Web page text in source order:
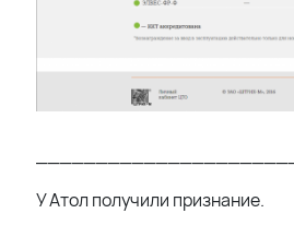
У Атол получили признание.